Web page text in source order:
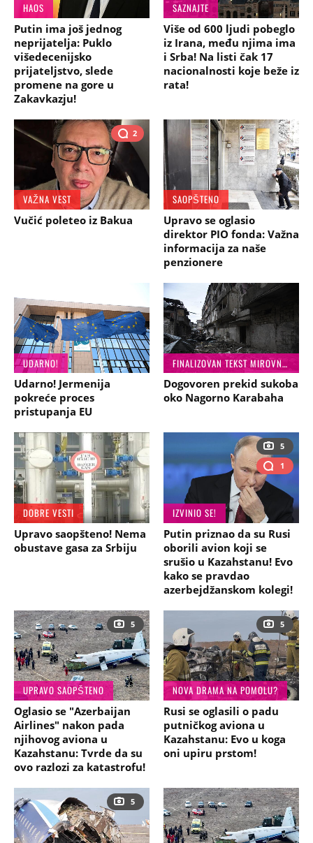
HAOS
Putin ima još jednog
neprijatelja: Puklo
višedecenijsko
prijateljstvo, slede
promene na gore u
Zakavkazju!
SAZNAJTE
Više od 600 ljudi pobeglo
iz Irana, među njima ima
i Srba! Na listi čak 17
nacionalnosti koje beže iz
rata!
2
VAŽNA VEST
Vučić poleteo iz Bakua
SAOPŠTENO
Upravo se oglasio
direktor PIO fonda: Važna
informacija za naše
penzionere
UDARNO!
Udarno! Jermenija
pokreće proces
pristupanja EU
FINALIZOVAN TEKST MIROVNOG SPORAZUMA
Dogovoren prekid sukoba
oko Nagorno Karabaha
DOBRE VESTI
Upravo saopšteno! Nema
obustave gasa za Srbiju
5
1
IZVINIO SE!
Putin priznao da su Rusi
oborili avion koji se
srušio u Kazahstanu! Evo
kako se pravdao
azerbejdžanskom kolegi!
5
UPRAVO SAOPŠTENO
Oglasio se "Azerbaijan
Airlines" nakon pada
njihovog aviona u
Kazahstanu: Tvrde da su
ovo razlozi za katastrofu!
5
NOVA DRAMA NA POMOLU?
Rusi se oglasili o padu
putničkog aviona u
Kazahstanu: Evo u koga
oni upiru prstom!
5